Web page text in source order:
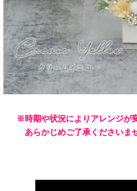
※時期や状況によりアレンジが
あらかじめご了承くださいませ